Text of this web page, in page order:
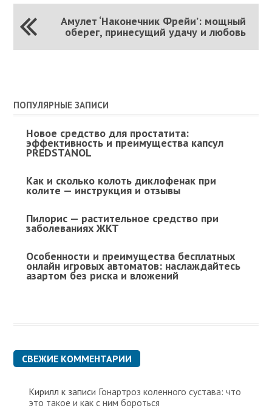
Амулет ‘Наконечник Фрейи’: мощный
оберег, принесущий удачу и любовь
ПОПУЛЯРНЫЕ ЗАПИСИ
Новое средство для простатита:
эффективность и преимущества капсул
PREDSTANOL
Как и сколько колоть диклофенак при
колите — инструкция и отзывы
Пилорис — растительное средство при
заболеваниях ЖКТ
Особенности и преимущества бесплатных
онлайн игровых автоматов: наслаждайтесь
азартом без риска и вложений
СВЕЖИЕ КОММЕНТАРИИ
Кирилл к записи Гонартроз коленного сустава: что
это такое и как с ним бороться